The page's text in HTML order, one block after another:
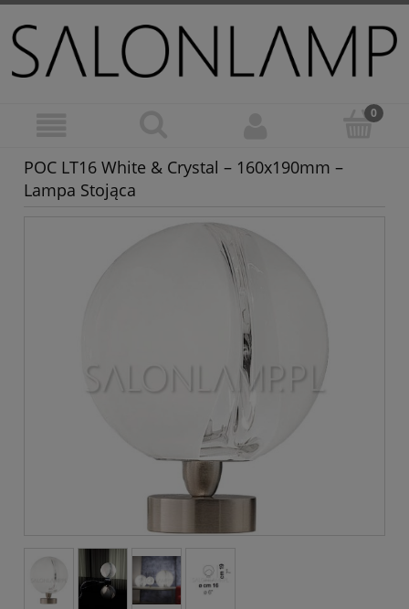
POC LT16 White & Crystal – 160x190mm –
Lampa Stojąca